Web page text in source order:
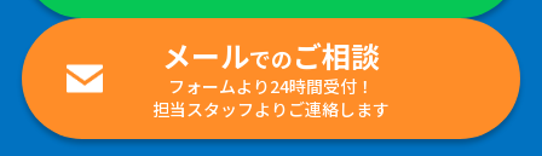
メールでのご相談
フォームより24時間受付！
担当スタッフよりご連絡します